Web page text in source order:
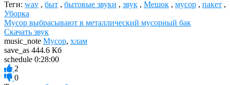
Теги: wav , быт , бытовые звуки , звук , Мешок , мусор , пакет ,
Уборка
Мусор выбрасывают в металлический мусорный бак
Скачать звук
music_note Мусор, хлам
save_as 444.6 Кб
schedule 0:28:00
2
0